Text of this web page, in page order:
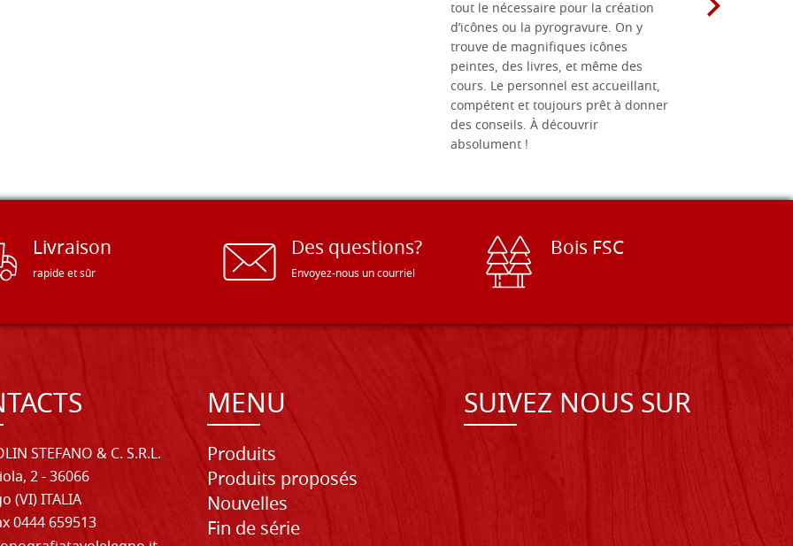
tout le nécessaire pour la création
d’icônes ou la pyrogravure. On y
trouve de magnifiques icônes
peintes, des livres, et même des
cours. Le personnel est accueillant,
compétent et toujours prêt à donner
des conseils. À découvrir
absolument !
Livraison
rapide et sûr
Des questions?
Envoyez-nous un courriel
Bois FSC
STEFANO & C. S.R.L.
2 - 36066
(VI) ITALIA
0444 659513
MENU
Produits
Produits proposés
Nouvelles
Fin de série
SUIVEZ NOUS SUR